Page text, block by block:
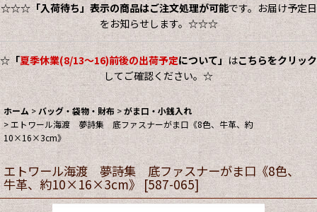
☆☆☆「入荷待ち」表示の商品はご注文処理が可能です。お届け予定日
をお知らせします。☆☆☆
☆「夏季休業(8/13～16)前後の出荷予定について」はこちらをクリック
してご確認ください。☆
ホーム > バッグ・袋物・財布 >がま口・小銭入れ
>エトワール海渡 夢詩集 底ファスナーがま口《8色、牛革、約
10×16×3cm》
エトワール海渡 夢詩集 底ファスナーがま口《8色、
牛革、約10×16×3cm》 [587-065]